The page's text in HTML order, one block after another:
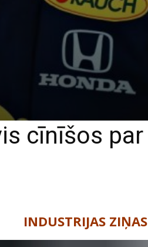
cīnīšos par
INDUSTRIJAS ZIŅAS